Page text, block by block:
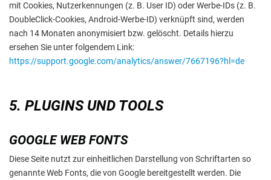
mit Cookies, Nutzerkennungen (z. B. User ID) oder Werbe-IDs (z. B.
DoubleClick-Cookies, Android-Werbe-ID) verknüpft sind, werden
nach 14 Monaten anonymisiert bzw. gelöscht. Details hierzu
ersehen Sie unter folgendem Link:
https://support.google.com/analytics/answer/7667196?hl=de
5. PLUGINS UND TOOLS
GOOGLE WEB FONTS
Diese Seite nutzt zur einheitlichen Darstellung von Schriftarten so
genannte Web Fonts, die von Google bereitgestellt werden. Die